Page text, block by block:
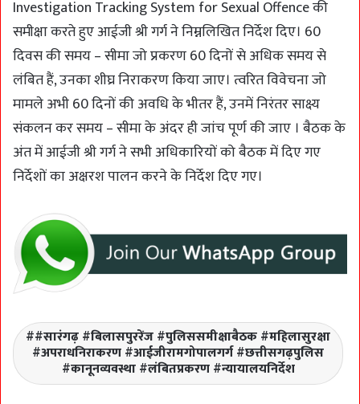
Investigation Tracking System for Sexual Offence की
समीक्षा करते हुए आईजी श्री गर्ग ने निम्नलिखित निर्देश दिए। 60
दिवस की समय – सीमा जो प्रकरण 60 दिनों से अधिक समय से
लंबित हैं, उनका शीघ्र निराकरण किया जाए। त्वरित विवेचना जो
मामले अभी 60 दिनों की अवधि के भीतर हैं, उनमें निरंतर साक्ष्य
संकलन कर समय – सीमा के अंदर ही जांच पूर्ण की जाए । बैठक के
अंत में आईजी श्री गर्ग ने सभी अधिकारियों को बैठक में दिए गए
निर्देशों का अक्षरश पालन करने के निर्देश दिए गए।
#सारंगढ़ #बिलासपुररेंज #पुलिससमीक्षाबैठक #महिलासुरक्षा
#अपराधनिराकरण #आईजीरामगोपालगर्ग #छत्तीसगढ़पुलिस
#कानूनव्यवस्था #लंबितप्रकरण #न्यायालयनिर्देश